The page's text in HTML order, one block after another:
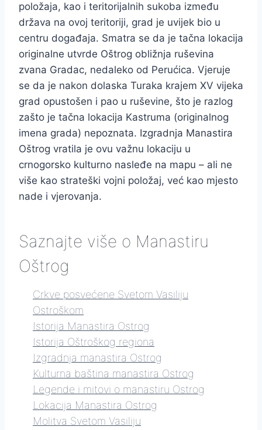
položaja, kao i teritorijalnih sukoba između
država na ovoj teritoriji, grad je uvijek bio u
centru događaja. Smatra se da je tačna lokacija
originalne utvrde Oštrog obližnja ruševina
zvana Gradac, nedaleko od Perućica. Vjeruje
se da je nakon dolaska Turaka krajem XV vijeka
grad opustošen i pao u ruševine, što je razlog
zašto je tačna lokacija Kastruma (originalnog
imena grada) nepoznata. Izgradnja Manastira
Oštrog vratila je ovu važnu lokaciju u
crnogorsko kulturno nasleđe na mapu – ali ne
više kao strateški vojni položaj, već kao mjesto
nade i vjerovanja.
Saznajte više o Manastiru
Oštrog
Crkve posvećene Svetom Vasiliju
Ostroškom
Istorija Manastira Ostrog
Istorija Oštroškog regiona
Izgradnja manastira Ostrog
Kulturna baština manastira Ostrog
Legende i mitovi o manastiru Ostrog
Lokacija Manastira Ostrog
Molitva Svetom Vasiliju